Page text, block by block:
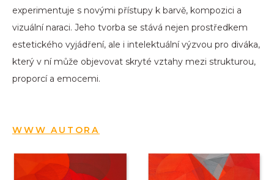
experimentuje s novými přístupy k barvě, kompozici a
vizuální naraci. Jeho tvorba se stává nejen prostředkem
estetického vyjádření, ale i intelektuální výzvou pro diváka,
který v ní může objevovat skryté vztahy mezi strukturou,
proporcí a emocemi.
WWW AUTORA